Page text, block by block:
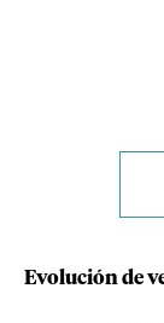
Evolución de